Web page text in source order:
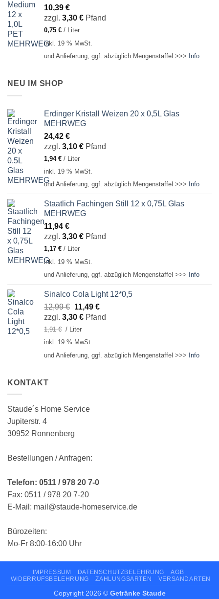
10,39 €
zzgl. 3,30 € Pfand
0,75 € / Liter
inkl. 19 % MwSt.
und Anlieferung, ggf. abzüglich Mengenstaffel >>> Info
NEU IM SHOP
Erdinger Kristall Weizen 20 x 0,5L Glas
MEHRWEG
24,42 €
zzgl. 3,10 € Pfand
1,94 € / Liter
inkl. 19 % MwSt.
und Anlieferung, ggf. abzüglich Mengenstaffel >>> Info
Staatlich Fachingen Still 12 x 0,75L Glas
MEHRWEG
11,94 €
zzgl. 3,30 € Pfand
1,17 € / Liter
inkl. 19 % MwSt.
und Anlieferung, ggf. abzüglich Mengenstaffel >>> Info
Sinalco Cola Light 12*0,5
12,99€ Ursprünglicher
Preis
war:
11,49 €Aktueller
Preis
zzgl. 3,30 € Pfand
1,91€ / Liter
inkl. 19 % MwSt.
und Anlieferung, ggf. abzüglich Mengenstaffel >>> Info
KONTAKT
Staude´s Home Service
Jupiterstr. 4
30952 Ronnenberg
Bestellungen / Anfragen:
Telefon: 0511 / 978 20 7-0
Fax: 0511 / 978 20 7-20
E-Mail: mail@staude-homeservice.de
Bürozeiten:
Mo-Fr 8:00-16:00 Uhr
IMPRESSUM DATENSCHUTZBELEHRUNG
AGB
WIDERRUFSBELEHRUNG
ZAHLUNGSARTEN VERSANDARTEN
Copyright 2026 © Getränke Staude